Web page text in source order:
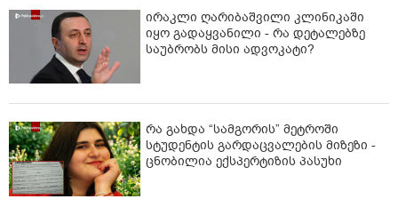
ირაკლი ღარიბაშვილი კლინიკაში
იყო გადაყვანილი - რა დეტალებზე
საუბრობს მისი ადვოკატი?
რა გახდა “სამგორის” მეტროში
სტუდენტის გარდაცვალების მიზეზი -
ცნობილია ექსპერტიზის პასუხი